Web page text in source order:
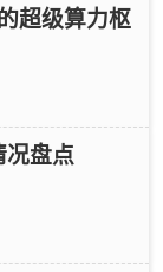
超级算力枢
盘点